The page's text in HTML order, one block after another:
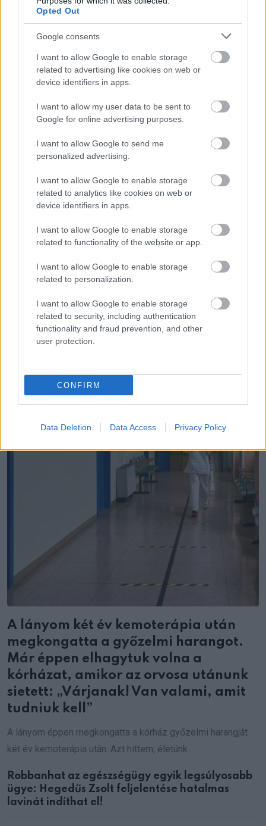
Opted Out
Google consents
I want to allow Google to enable storage
related to advertising like cookies on web or
device identifiers in apps.
I want to allow my user data to be sent to
Google for online advertising purposes.
I want to allow Google to send me
personalized advertising.
I want to allow Google to enable storage
related to analytics like cookies on web or
device identifiers in apps.
I want to allow Google to enable storage
related to functionality of the website or app.
I want to allow Google to enable storage
related to personalization.
I want to allow Google to enable storage
related to security, including authentication
functionality and fraud prevention, and other
user protection.
CONFIRM
Data Deletion Data Access Privacy Policy
ÉLETMÓD,VICCEK
LEGÚJABB POSZTOK:
A lányom két év kemoterápia után
megkongatta a győzelmi harangot.
Már éppen elhagytuk volna a
kórházat, amikor az orvosa utánunk
sietett: „Várjanak! Van valami, amit
tudniuk kell”
A lányom éppen megkongatta a kórház győzelmi harangját
két év kemoterápia után. Azt hittem, életünk
Robbanhat az egészségügy egyik legsúlyosabb
ügye: Hegedűs Zsolt feljelentése hatalmas
lavinát indíthat el!